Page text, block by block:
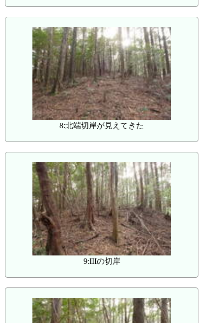
8:北端切岸が見えてきた
9:IIIの切岸